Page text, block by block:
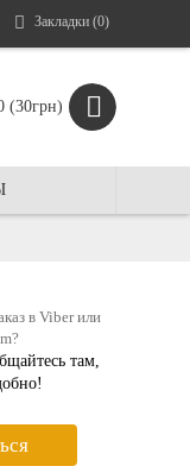
Закладки (0)
(30грн)
в Viber или
там,